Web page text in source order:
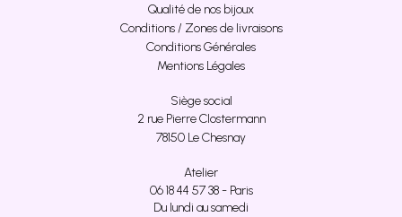
Qualité de nos bijoux
Conditions / Zones de livraisons
Conditions Générales
Mentions Légales
Siège social
2 rue Pierre Clostermann
78150 Le Chesnay
Atelier
06 18 44 57 38 - Paris
Du lundi au samedi